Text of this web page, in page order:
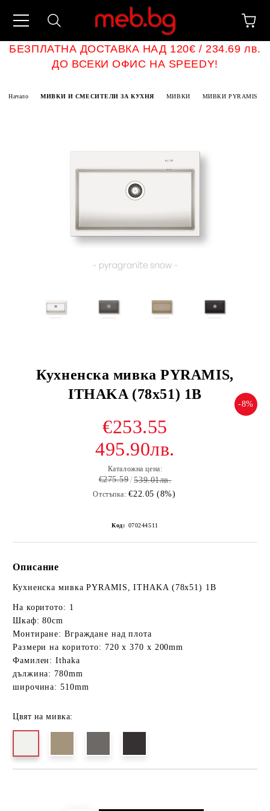
БЕЗПЛАТНА ДОСТАВКА НАД 120€ / 234.69 лв.
ДО ВСЕКИ ОФИС НА SPEEDY!
Начало МИВКИ И СМЕСИТЕЛИ ЗА КУХНЯ МИВКИ МИВКИ PYRAMIS
Кухненска мивка PYRAMIS,
ITHAKA (78x51) 1B
-8%
€253.55
495.90лв.
Каталожна цена:
€275.59 539.01лв.
Отстъпка: €22.05 (8%)
Код: 070244511
Описание
Кухненска мивка PYRAMIS, ITHAKA (78x51) 1B
На коритото: 1
Шкаф: 80cm
Монтиране: Вграждане над плота
Размери на коритото: 720 x 370 x 200mm
Фамилен: Ithaka
дължина: 780mm
широчина: 510mm
Цвят на мивка: